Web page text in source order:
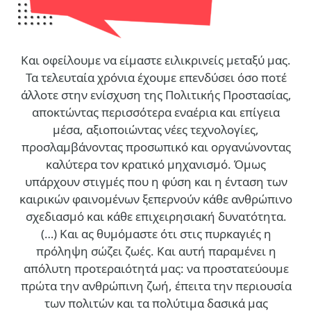
Και οφείλουμε να είμαστε ειλικρινείς μεταξύ μας.
Τα τελευταία χρόνια έχουμε επενδύσει όσο ποτέ
άλλοτε στην ενίσχυση της Πολιτικής Προστασίας,
αποκτώντας περισσότερα εναέρια και επίγεια
μέσα, αξιοποιώντας νέες τεχνολογίες,
προσλαμβάνοντας προσωπικό και οργανώνοντας
καλύτερα τον κρατικό μηχανισμό. Όμως
υπάρχουν στιγμές που η φύση και η ένταση των
καιρικών φαινομένων ξεπερνούν κάθε ανθρώπινο
σχεδιασμό και κάθε επιχειρησιακή δυνατότητα.
(…) Και ας θυμόμαστε ότι στις πυρκαγιές η
πρόληψη σώζει ζωές. Και αυτή παραμένει η
απόλυτη προτεραιότητά μας: να προστατεύουμε
πρώτα την ανθρώπινη ζωή, έπειτα την περιουσία
των πολιτών και τα πολύτιμα δασικά μας